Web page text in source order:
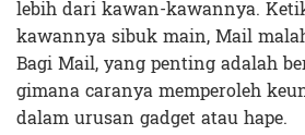
lebih dari kawan-kawannya.
kawannya sibuk main, Mail
Bagi Mail, yang penting adalah
gimana caranya memperoleh
dalam urusan gadget atau hape.